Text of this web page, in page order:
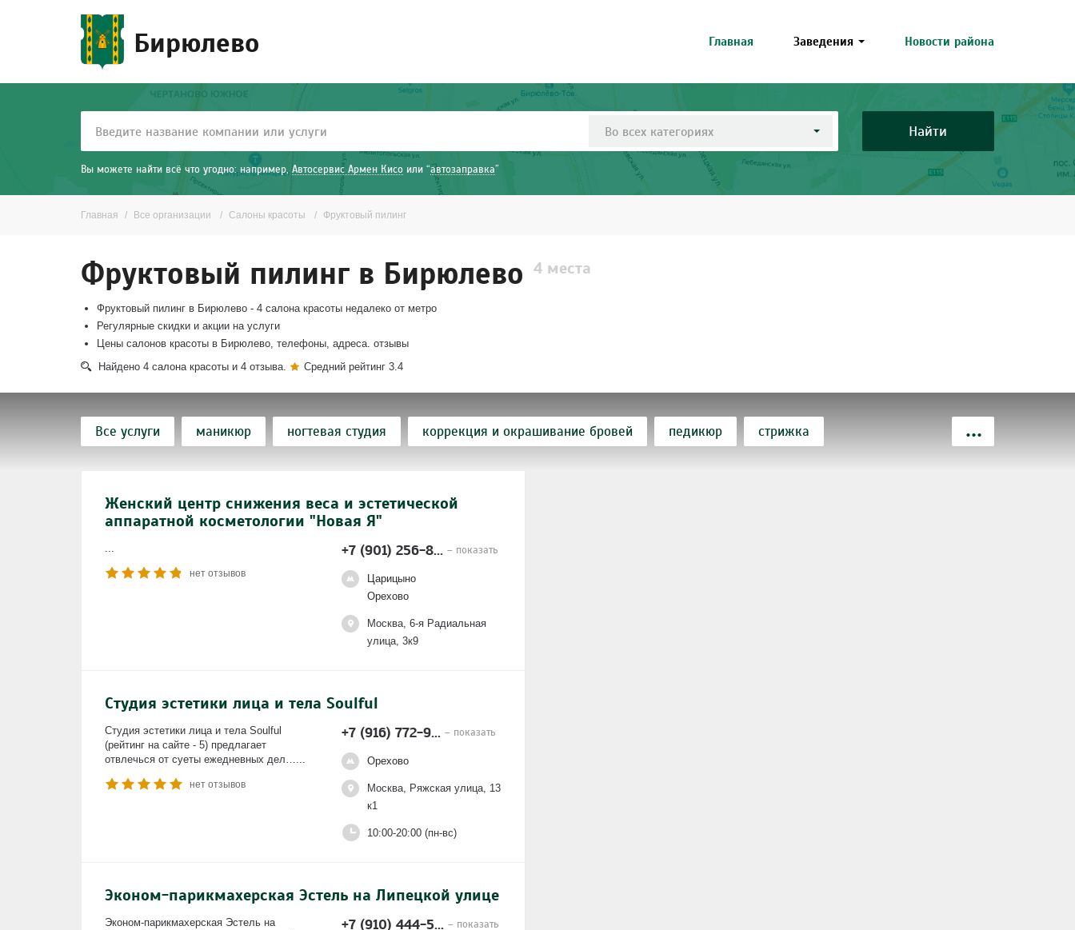
Бирюлево Главная Заведения Новости района
Во всех категориях Найти
Вы можете найти всё что угодно: например, Автосервис Армен Кисо или “автозаправка”
Главная Все организации Салоны красоты Фруктовый пилинг
Фруктовый пилинг в Бирюлево 4 места
Фруктовый пилинг в Бирюлево - 4 салона красоты недалеко от метро
Регулярные скидки и акции на услуги
Цены салонов красоты в Бирюлево, телефоны, адреса. отзывы
Найдено 4 салона красоты и 4 отзыва. Средний рейтинг 3.4
Все услуги маникюр ногтевая студия коррекция и окрашивание бровей педикюр стрижка
аппаратный маникюр гель-лак парикмахерская наращивание ресниц
мужской маникюр наращивание ногтей гелем стрижка мужская
детская парикмахерская
классический маникюр парафинотерапия
ламинирование ресниц
вечерняя прическа
Женский центр снижения веса и эстетической
аппаратной косметологии "Новая Я"
нет отзывов
+7 (901) 256-8... – показать
Царицыно
Орехово
Москва, 6-я Радиальная
улица, 3к9
Студия эстетики лица и тела Soulful
Студия эстетики лица и тела Soulful
(рейтинг на сайте - 5) предлагает
отвлечься от суеты ежедневных дел…
нет отзывов
+7 (916) 772-9... – показать
Орехово
Москва, Ряжская улица, 13
к1
10:00-20:00 (пн-вс)
Эконом-парикмахерская Эстель на Липецкой улице
Эконом-парикмахерская Эстель на
+7 (910) 444-5... – показать